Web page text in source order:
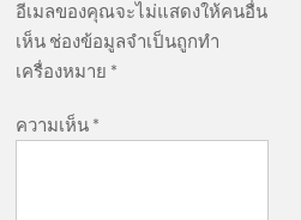
อีเมลของคุณจะไม่แสดงให้คนอื่น
เห็น ช่องข้อมูลจำเป็นถูกทำ
เครื่องหมาย *
ความเห็น *